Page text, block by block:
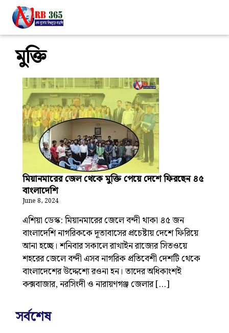
মুক্তি
মিয়ানমারের জেল থেকে মুক্তি পেয়ে দেশে ফিরছেন ৪৫
বাংলাদেশি
June 8, 2024
এশিয়া ডেস্ক: মিয়ানমারের জেলে বন্দী থাকা ৪৫ জন
বাংলাদেশি নাগরিককে দূতাবাসের প্রচেষ্টায় দেশে ফিরিয়ে
আনা হচ্ছে। শনিবার সকালে রাখাইন রাজ্যের সিতওয়ে
শহরের জেলে বন্দী এসব নাগরিক প্রতিবেশী দেশটি থেকে
বাংলাদেশের উদ্দেশ্যে রওনা হন। তাদের অধিকাংশই
কক্সবাজার, নরসিংদী ও নারায়ণগঞ্জ জেলার […]
সর্বশেষ